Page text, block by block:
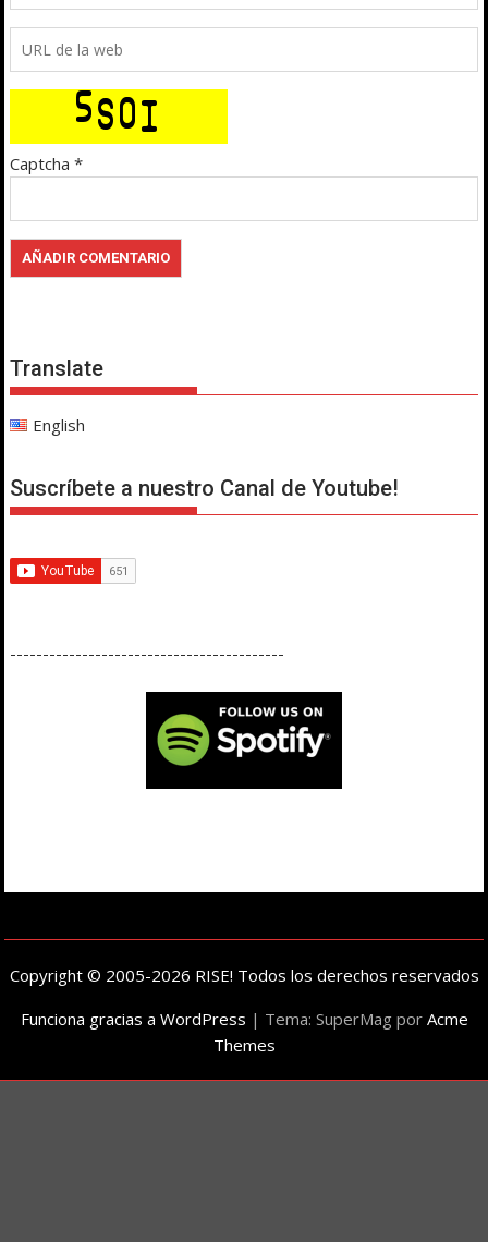
Captcha *
Translate
English
Suscríbete a nuestro Canal de Youtube!
------------------------------------------
Copyright © 2005-2026 RISE! Todos los derechos reservados
Funciona gracias a WordPress | Tema: SuperMag por Acme
Themes